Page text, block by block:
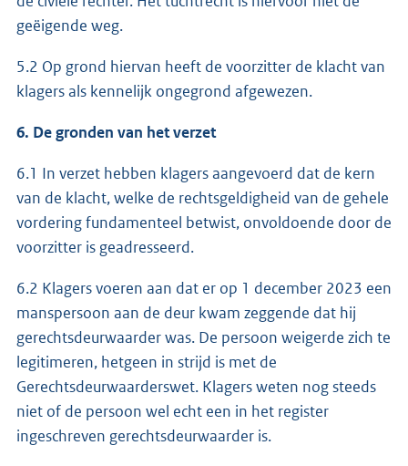
geëigende weg.
5.2 Op grond hiervan heeft de voorzitter de klacht van
klagers als kennelijk ongegrond afgewezen.
6. De gronden van het verzet
6.1 In verzet hebben klagers aangevoerd dat de kern
van de klacht, welke de rechtsgeldigheid van de gehele
vordering fundamenteel betwist, onvoldoende door de
voorzitter is geadresseerd.
6.2 Klagers voeren aan dat er op 1 december 2023 een
manspersoon aan de deur kwam zeggende dat hij
gerechtsdeurwaarder was. De persoon weigerde zich te
legitimeren, hetgeen in strijd is met de
Gerechtsdeurwaarderswet. Klagers weten nog steeds
niet of de persoon wel echt een in het register
ingeschreven gerechtsdeurwaarder is.